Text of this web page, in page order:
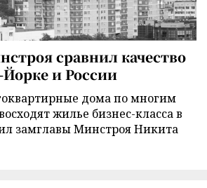
сравнил качество
и России
дома по многим
жилье бизнес-класса в
замглавы Минстроя Никита